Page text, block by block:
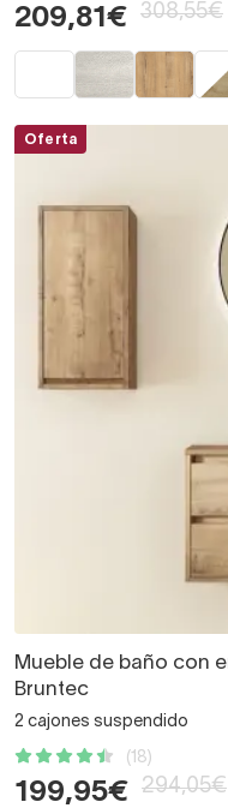
209,81€ 308,55€
Oferta
Mueble de baño con
Bruntec
2 cajones suspendido
(18)
199,95€ 294,05€